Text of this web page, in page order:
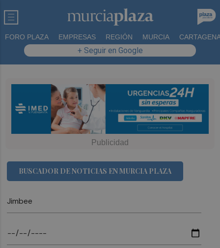
FORO PLAZA EMPRESAS REGIÓN MURCIA
+ Seguir en Google
BUSCADOR DE NOTICIAS EN MURCIA PLAZA